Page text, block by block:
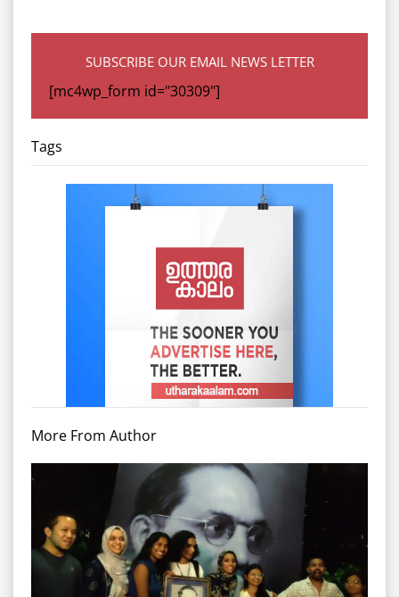
SUBSCRIBE OUR EMAIL NEWS LETTER
[mc4wp_form id="30309"]
Tags
More From Author